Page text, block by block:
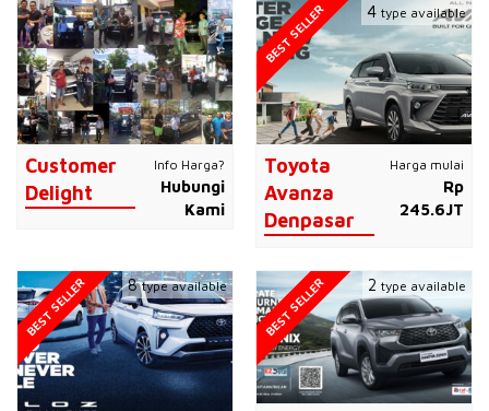
Customer
Delight
Info Harga?
Hubungi
Kami
Toyota
Avanza
Denpasar
Harga mulai
Rp
245.6JT
BEST SELLER 4 type available
BEST SELLER 8type available BEST SELLER 2 type available